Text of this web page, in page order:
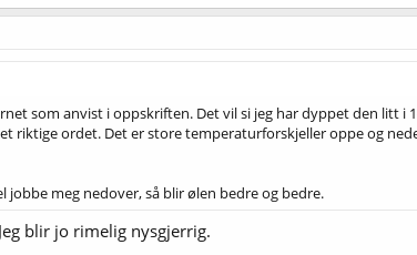
som anvist i oppskriften. Det vil si jeg har dyppet den litt i
riktige ordet. Det er store temperaturforskjeller oppe og
meg nedover, så blir ølen bedre og bedre.
blir jo rimelig nysgjerrig.